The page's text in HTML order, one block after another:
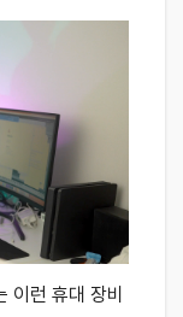
이런 휴대 장비